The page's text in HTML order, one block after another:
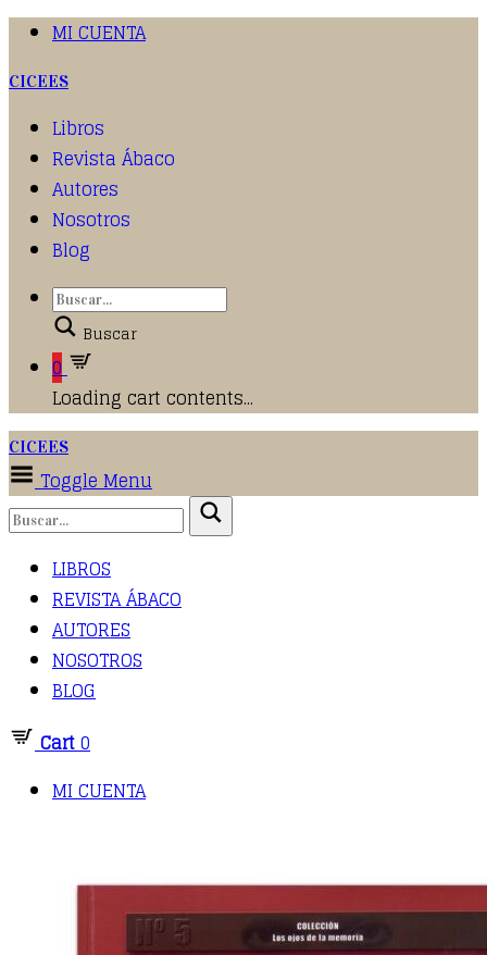
MI CUENTA
CICEES
Libros
Revista Ábaco
Autores
Nosotros
Blog
Buscar
0
Loading cart contents...
CICEES
Toggle Menu
LIBROS
REVISTA ÁBACO
AUTORES
NOSOTROS
BLOG
Cart0
MI CUENTA